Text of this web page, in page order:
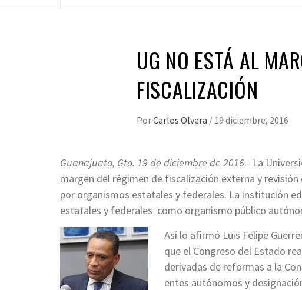
UG NO ESTÁ AL
FISCALIZACIÓN
PorCarlos Olvera / 19 diciembre, 2016
Guanajuato, Gto. 19 de diciembre de 2016.- La
margen del régimen de fiscalización externa y
por organismos estatales y federales. La institución
estatales y federales como organismo público
Así lo afirmó Luis Felipe
que el Congreso del Estado
derivadas de reformas a la
entes autónomos y